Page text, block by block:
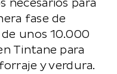
necesarios para
fase de
unos 10.000
Tintane para
y verdura.